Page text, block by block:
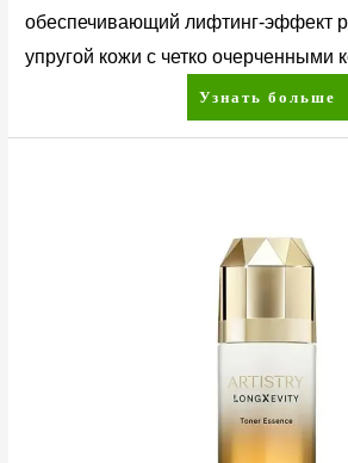
обеспечивающий лифтинг-эффект
упругой кожи с четко очерченными
Узнать больше